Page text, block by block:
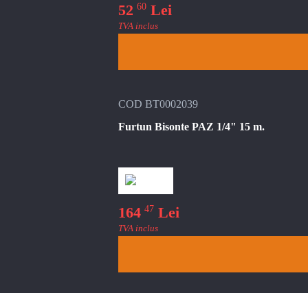
52 60 Lei
TVA inclus
COD BT0002039
Furtun Bisonte PAZ 1/4" 15 m.
164 47 Lei
TVA inclus